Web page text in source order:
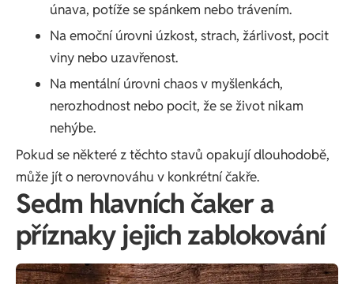
únava, potíže se spánkem nebo trávením.
Na emoční úrovni úzkost, strach, žárlivost, pocit
viny nebo uzavřenost.
Na mentální úrovni chaos v myšlenkách,
nerozhodnost nebo pocit, že se život nikam
nehýbe.
Pokud se některé z těchto stavů opakují dlouhodobě,
může jít o nerovnováhu v konkrétní čakře.
Sedm hlavních čaker a
příznaky jejich zablokování